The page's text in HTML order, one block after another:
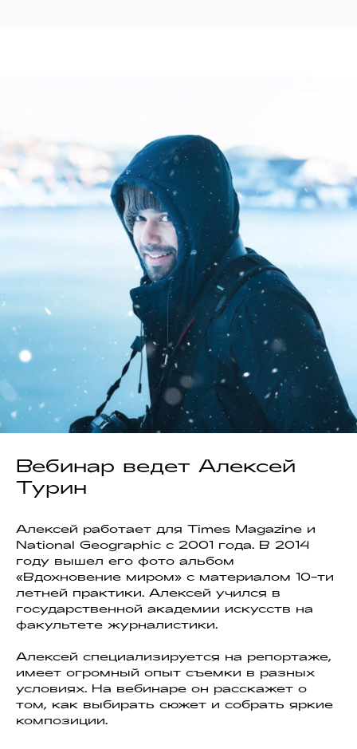
Вебинар ведет Алексей
Турин
Алексей работает для Times Magazine и
National Geographic с 2001 года. В 2014
году вышел его фото альбом
«Вдохновение миром» с материалом 10-ти
летней практики. Алексей учился в
государственной академии искусств на
факультете журналистики.
Алексей специализируется на репортаже,
имеет огромный опыт съемки в разных
условиях. На вебинаре он расскажет о
том, как выбирать сюжет и собрать яркие
композиции.